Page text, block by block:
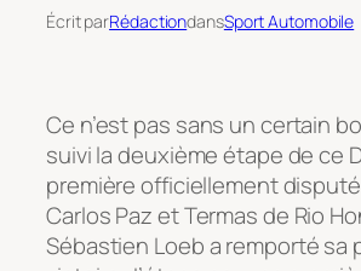
Écrit parRédactiondansSport Automobile
Ce n’est pas sans un certain
suivi la deuxième étape de ce
première officiellement
Carlos Paz et Termas de Rio
Sébastien Loeb a remporté sa